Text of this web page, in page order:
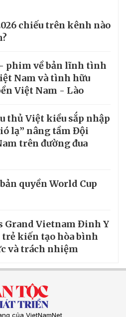
chiếu trên kênh nào
phim về bản lĩnh tình
Nam và tình hữu
Việt Nam - Lào
thủ Việt kiều sắp nhập
lạ” nâng tầm Đội
trên đường đua
quyền World Cup
Grand Vietnam Đinh Y
trẻ kiến tạo hòa bình
và trách nhiệm
của VietNamNet